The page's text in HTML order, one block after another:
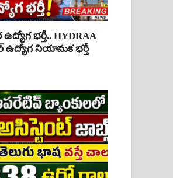
భర్తీ.. HYDRAA
ఉద్యోగ నియామక భర్తీ